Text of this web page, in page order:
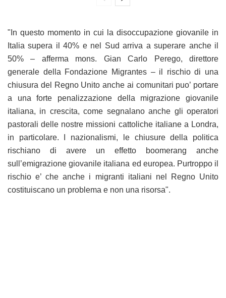
"In questo momento in cui la disoccupazione giovanile in
Italia supera il 40% e nel Sud arriva a superare anche il
50% – afferma mons. Gian Carlo Perego, direttore
generale della Fondazione Migrantes – il rischio di una
chiusura del Regno Unito anche ai comunitari puo’ portare
a una forte penalizzazione della migrazione giovanile
italiana, in crescita, come segnalano anche gli operatori
pastorali delle nostre missioni cattoliche italiane a Londra,
in particolare. I nazionalismi, le chiusure della politica
rischiano di avere un effetto boomerang anche
sull’emigrazione giovanile italiana ed europea. Purtroppo il
rischio e’ che anche i migranti italiani nel Regno Unito
costituiscano un problema e non una risorsa".